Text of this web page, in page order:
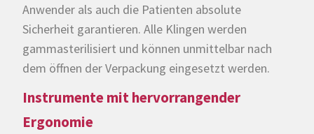
Anwender als auch die Patienten absolute
Sicherheit garantieren. Alle Klingen werden
gammasterilisiert und können unmittelbar nach
dem öffnen der Verpackung eingesetzt werden.
Instrumente mit hervorrangender
Ergonomie